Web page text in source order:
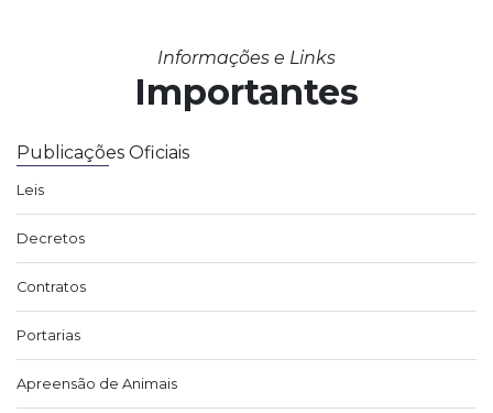
Informações e Links
Importantes
Publicações Oficiais
Leis
Decretos
Contratos
Portarias
Apreensão de Animais